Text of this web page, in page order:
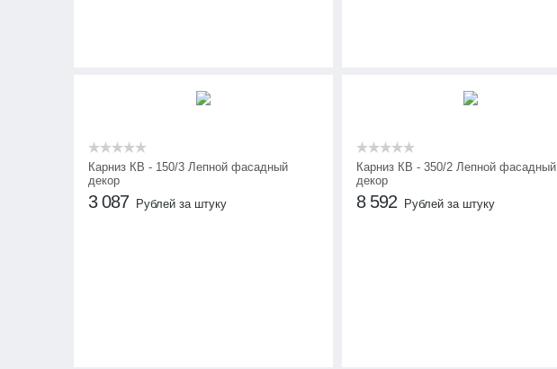
Карниз КВ - 150/3 Лепной фасадный
декор
3 087 Рублей за штуку
Карниз КВ - 350/2 Лепной фасадный
декор
8 592 Рублей за штуку